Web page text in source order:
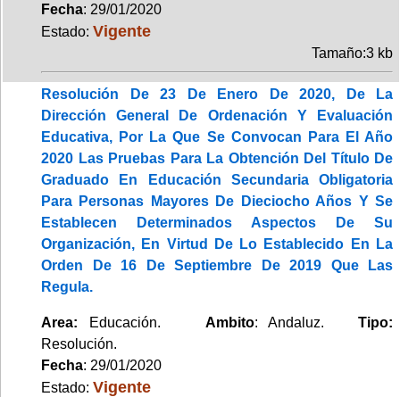
Fecha: 29/01/2020
Estado: Vigente
Tamaño:3 kb
Resolución De 23 De Enero De 2020, De La
Dirección General De Ordenación Y Evaluación
Educativa, Por La Que Se Convocan Para El Año
2020 Las Pruebas Para La Obtención Del Título De
Graduado En Educación Secundaria Obligatoria
Para Personas Mayores De Dieciocho Años Y Se
Establecen Determinados Aspectos De Su
Organización, En Virtud De Lo Establecido En La
Orden De 16 De Septiembre De 2019 Que Las
Regula.
Area: Educación. Ambito: Andaluz.Tipo:
Resolución.
Fecha: 29/01/2020
Estado: Vigente